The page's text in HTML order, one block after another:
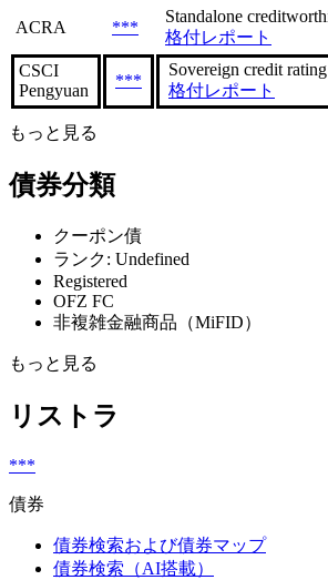
ACRA ***
Standalone
格付レポート
CSCI
Pengyuan
***
Sovereign сredit rating
格付レポート
もっと見る
債券分類
クーポン債
ランク: Undefined
Registered
OFZ FC
非複雑金融商品（MiFID）
もっと見る
リストラ
***
債券
債券検索および債券マップ
債券検索（AI搭載）